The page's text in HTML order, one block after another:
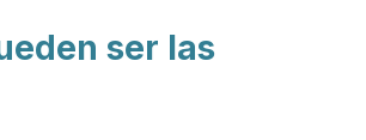
ser las